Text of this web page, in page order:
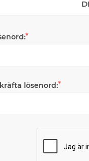
*
lösenord:*